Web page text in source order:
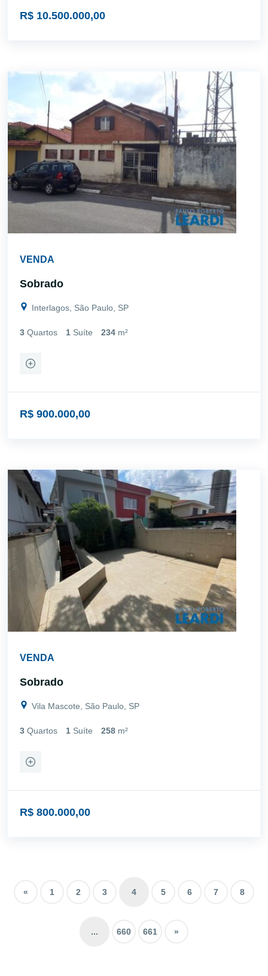
R$ 10.500.000,00
VENDA
Sobrado
Interlagos, São Paulo, SP
3 Quartos 1 Suíte 234 m²
R$ 900.000,00
VENDA
Sobrado
Vila Mascote, São Paulo, SP
3 Quartos 1 Suíte 258 m²
R$ 800.000,00
« 1 2 3 4 5 6 7 8
... 660 661 »